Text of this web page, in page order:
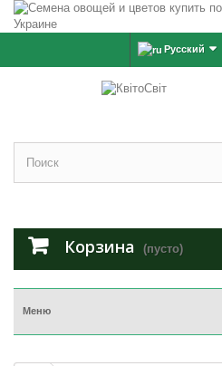
Русский
Корзина (пусто)
Меню